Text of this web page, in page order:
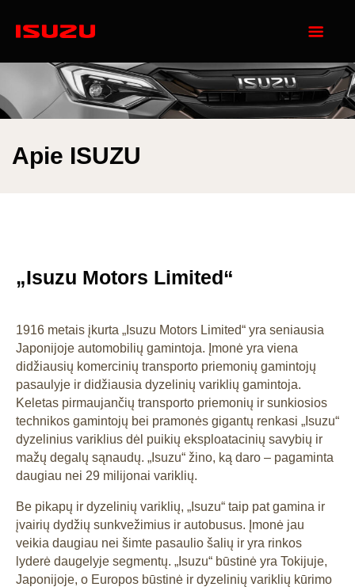
Apie ISUZU
„Isuzu Motors Limited“
1916 metais įkurta „Isuzu Motors Limited“ yra seniausia
Japonijoje automobilių gamintoja. Įmonė yra viena
didžiausių komercinių transporto priemonių gamintojų
pasaulyje ir didžiausia dyzelinių variklių gamintoja.
Keletas pirmaujančių transporto priemonių ir sunkiosios
technikos gamintojų bei pramonės gigantų renkasi „Isuzu“
dyzelinius variklius dėl puikių eksploatacinių savybių ir
mažų degalų sąnaudų. „Isuzu“ žino, ką daro – pagaminta
daugiau nei 29 milijonai variklių.
Be pikapų ir dyzelinių variklių, „Isuzu“ taip pat gamina ir
įvairių dydžių sunkvežimius ir autobusus. Įmonė jau
veikia daugiau nei šimte pasaulio šalių ir yra rinkos
lyderė daugelyje segmentų. „Isuzu“ būstinė yra Tokijuje,
Japonijoje, o Europos būstinė ir dyzelinių variklių kūrimo